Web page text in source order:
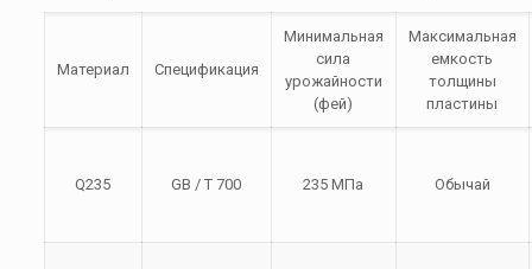
Материал Спецификация
Минимальная
сила
урожайности
(фей)
Максимальная
емкость
толщины
пластины
Q235 GB / T 700 235 МПа Обычай